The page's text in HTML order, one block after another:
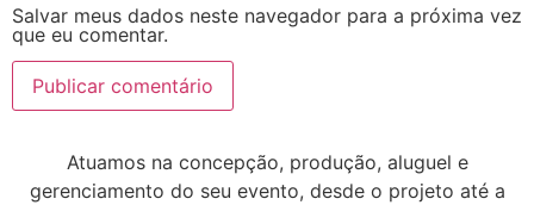
Salvar meus dados neste navegador para a próxima vez
que eu comentar.
Atuamos na concepção, produção, aluguel e
gerenciamento do seu evento, desde o projeto até a